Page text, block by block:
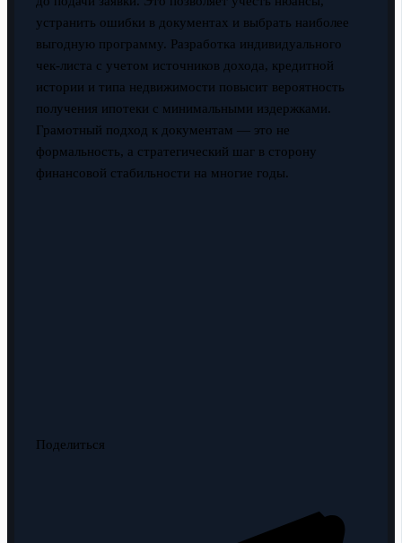
устранить ошибки в документах и выбрать наиболее
выгодную программу. Разработка индивидуального
чек-листа с учетом источников дохода, кредитной
истории и типа недвижимости повысит вероятность
получения ипотеки с минимальными издержками.
Грамотный подход к документам — это не
формальность, а стратегический шаг в сторону
финансовой стабильности на многие годы.
Поделиться